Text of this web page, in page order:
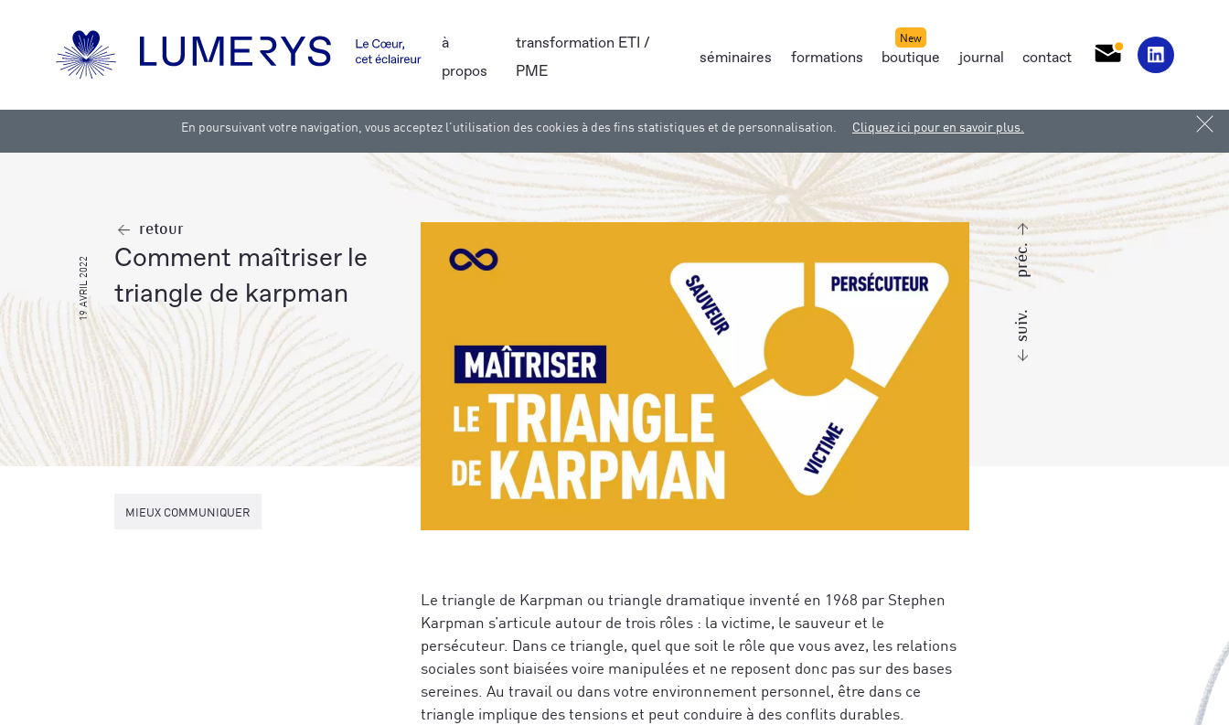
En poursuivant votre navigation, vous acceptez l'utilisation des cookies à des fins statistiques et de personnalisation. Cliquez ici pour en savoir plus.
à
propos
transformation ETI /
PME
séminaires formations boutique journal contact
retour
comment maîtriser le
triangle de karpman
19 AVRIL 2022
suiv.
préc.
MIEUX COMMUNIQUER
Le triangle de Karpman ou triangle dramatique inventé en 1968 par Stephen
Karpman s’articule autour de trois rôles : la victime, le sauveur et le
persécuteur. Dans ce triangle, quel que soit le rôle que vous avez, les relations
sociales sont biaisées voire manipulées et ne reposent donc pas sur des bases
sereines. Au travail ou dans votre environnement personnel, être dans ce
triangle implique des tensions et peut conduire à des conflits durables.